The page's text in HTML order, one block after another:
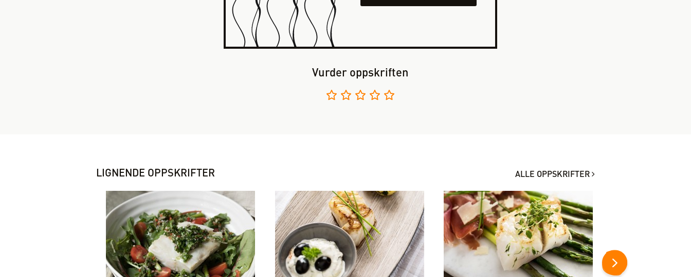
Vurder oppskriften
LIGNENDE OPPSKRIFTER ALLE OPPSKRIFTER